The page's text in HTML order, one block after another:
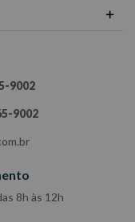
9002
9002
8h às 12h